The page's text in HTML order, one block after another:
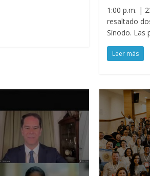
1:00 p.m. |
resaltado
Sínodo. Las
Leer más